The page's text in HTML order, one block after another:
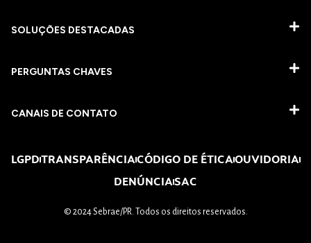
SOLUÇÕES DESTACADAS
PERGUNTAS CHAVES​
CANAIS DE CONTATO
LGPDTRANSPARÊNCIACÓDIGO DE ÉTICAOUVIDORIA
DENÚNCIASAC
© 2024 Sebrae/PR. Todos os direitos reservados.